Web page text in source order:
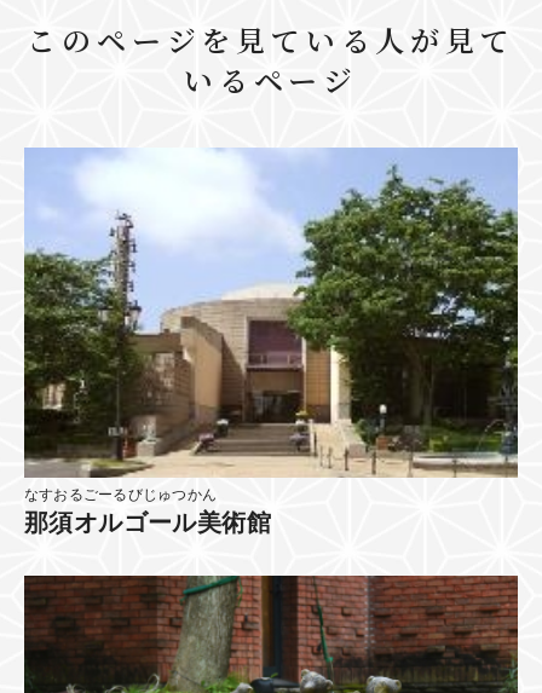
このページを見ている人が見て
いるページ
なすおるごーるびじゅつかん
那須オルゴール美術館